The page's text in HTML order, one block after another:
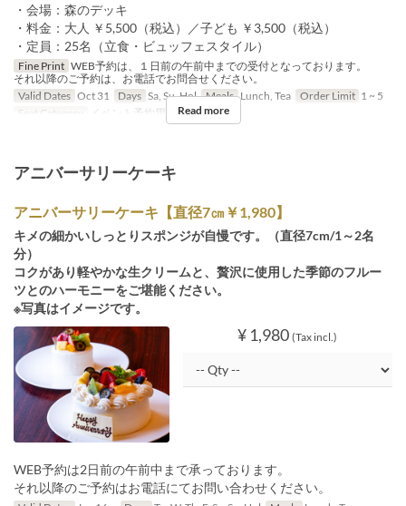
・会場：森のデッキ
・料金：大人 ￥5,500（税込）／子ども ￥3,500（税込）
・定員：25名（立食・ビュッフェスタイル）
Fine Print WEB予約は、１日前の午前中までの受付となっております。
それ以降のご予約は、お電話でお問合せください。
Valid Dates Oct 31 Days Sa, Su, Hol Meals Lunch, Tea Order Limit 1 ~ 5
Seat Category
イベント予約用 Read more
アニバーサリーケーキ
アニバーサリーケーキ【直径7㎝￥1,980】
キメの細かいしっとりスポンジが自慢です。（直径7cm/1～2名
分）
コクがあり軽やかな生クリームと、贅沢に使用した季節のフルー
ツとのハーモニーをご堪能ください。
※写真はイメージです。
¥ 1,980 (Tax incl.)
WEB予約は2日前の午前中まで承っております。
それ以降のご予約はお電話にてお問い合わせください。